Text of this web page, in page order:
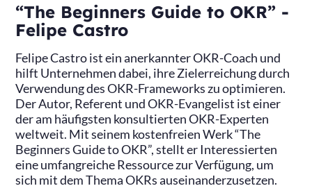
“The Beginners Guide to OKR” -
Felipe Castro
Felipe Castro ist ein anerkannter OKR-Coach und
hilft Unternehmen dabei, ihre Zielerreichung durch
Verwendung des OKR-Frameworks zu optimieren.
Der Autor, Referent und OKR-Evangelist ist einer
der am häufigsten konsultierten OKR-Experten
weltweit. Mit seinem kostenfreien Werk “The
Beginners Guide to OKR”, stellt er Interessierten
eine umfangreiche Ressource zur Verfügung, um
sich mit dem Thema OKRs auseinanderzusetzen.